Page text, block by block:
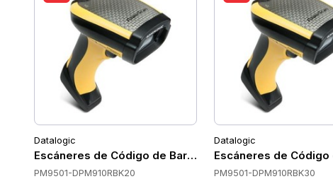
Datalogic
Escáneres de Código de Barras Portátiles Datalogic
PM9501-DPM910RBK20
Datalogic
Escáneres de Código
PM9501-DPM910RBK30